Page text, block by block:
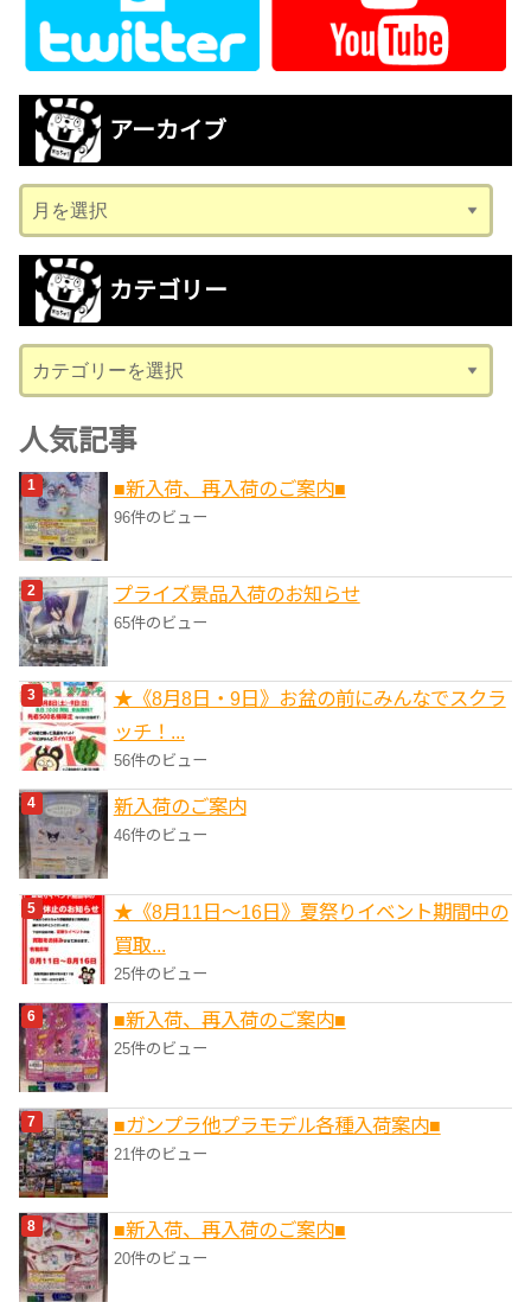
アーカイブ
ー
カ
ブ
カテゴリー
テ
ゴ
リ
ー
人気記事
■新入荷、再入荷のご案内■
96件のビュー
プライズ景品入荷のお知らせ
65件のビュー
★《8月8日・9日》お盆の前にみんなでスクラ
ッチ！...
56件のビュー
新入荷のご案内
46件のビュー
★《8月11日～16日》夏祭りイベント期間中の
買取...
25件のビュー
■新入荷、再入荷のご案内■
25件のビュー
■ガンプラ他プラモデル各種入荷案内■
21件のビュー
■新入荷、再入荷のご案内■
20件のビュー